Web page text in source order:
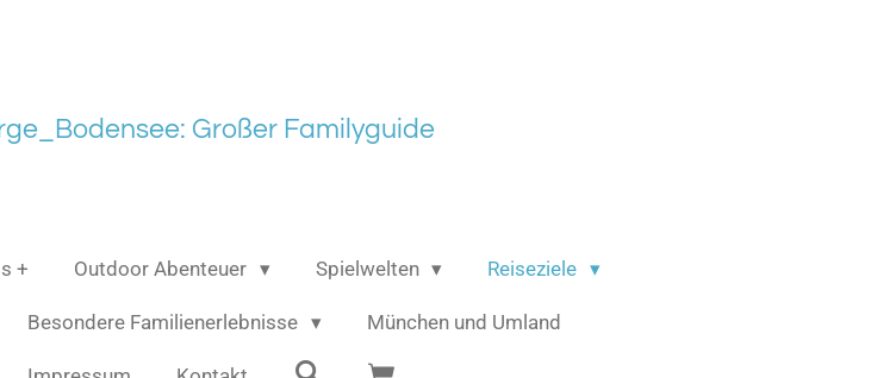
Großer Familyguide
+ Outdoor Abenteuer Spielwelten Reiseziele
Besondere Familienerlebnisse München und Umland